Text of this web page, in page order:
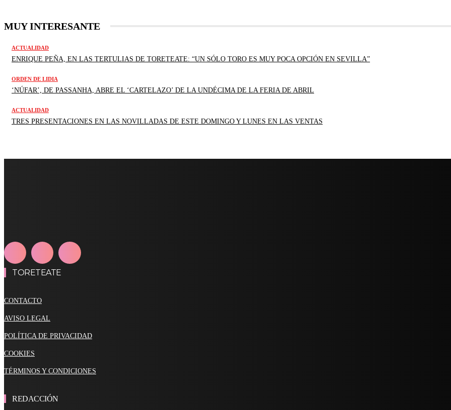
MUY INTERESANTE
ACTUALIDAD
ENRIQUE PEÑA, EN LAS TERTULIAS DE TORETEATE: “UN SÓLO TORO ES MUY POCA OPCIÓN EN SEVILLA”
ORDEN DE LIDIA
‘NÚFAR’, DE PASSANHA, ABRE EL ‘CARTELAZO’ DE LA UNDÉCIMA DE LA FERIA DE ABRIL
ACTUALIDAD
TRES PRESENTACIONES EN LAS NOVILLADAS DE ESTE DOMINGO Y LUNES EN LAS VENTAS
TORETEATE
CONTACTO
AVISO LEGAL
POLÍTICA DE PRIVACIDAD
COOKIES
TÉRMINOS Y CONDICIONES
REDACCIÓN